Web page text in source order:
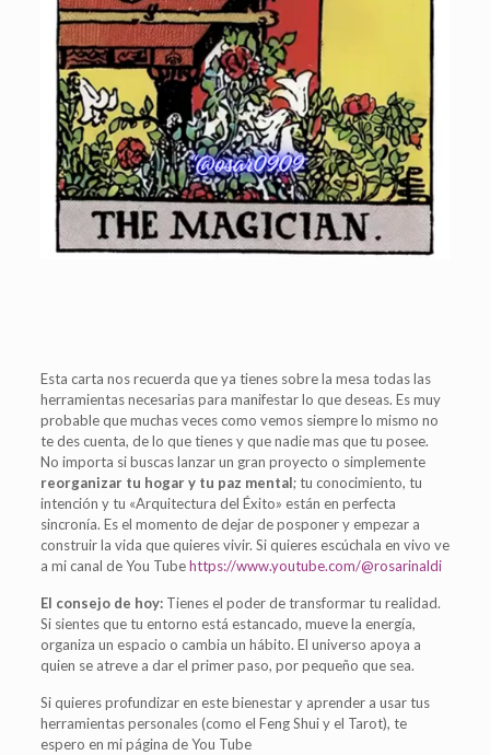
Esta carta nos recuerda que ya tienes sobre la mesa todas las
herramientas necesarias para manifestar lo que deseas. Es muy
probable que muchas veces como vemos siempre lo mismo no
te des cuenta, de lo que tienes y que nadie mas que tu posee.
No importa si buscas lanzar un gran proyecto o simplemente
reorganizar tu hogar y tu paz mental; tu conocimiento, tu
intención y tu «Arquitectura del Éxito» están en perfecta
sincronía. Es el momento de dejar de posponer y empezar a
construir la vida que quieres vivir. Si quieres escúchala en vivo ve
a mi canal de You Tubehttps://www.youtube.com/@rosarinaldi
El consejo de hoy:Tienes el poder de transformar tu realidad.
Si sientes que tu entorno está estancado, mueve la energía,
organiza un espacio o cambia un hábito. El universo apoya a
quien se atreve a dar el primer paso, por pequeño que sea.
Si quieres profundizar en este bienestar y aprender a usar tus
herramientas personales (como el Feng Shui y el Tarot), te
espero en mi página de You Tube